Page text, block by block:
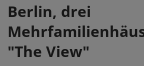
Berlin, drei
"The View"